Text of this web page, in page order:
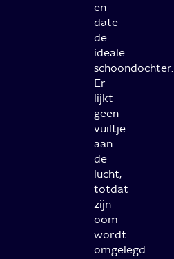
en
date
de
ideale
schoondochter.
Er
lijkt
geen
vuiltje
aan
de
lucht,
totdat
zijn
oom
wordt
omgelegd